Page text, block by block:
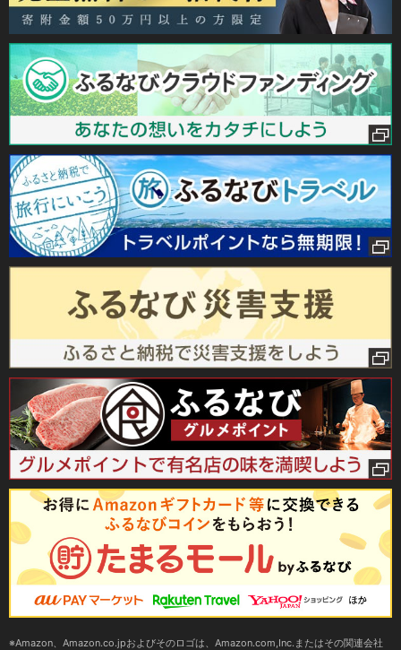
Amazon、Amazon.co.jpおよびそのロゴは、Amazon.com,Inc.またはその関連会社